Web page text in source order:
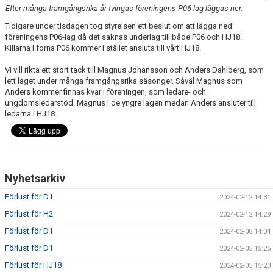
Efter många framgångsrika år tvingas föreningens P06-lag läggas ner.
Tidigare under tisdagen tog styrelsen ett beslut om att lägga ned
föreningens P06-lag då det saknas underlag till både P06 och HJ18.
Killarna i forna P06 kommer i stället ansluta till vårt HJ18.
Vi vill rikta ett stort tack till Magnus Johansson och Anders Dahlberg, som
lett laget under många framgångsrika säsonger. Såväl Magnus som
Anders kommer finnas kvar i föreningen, som ledare- och
ungdomsledarstöd. Magnus i de yngre lagen medan Anders ansluter till
ledarna i HJ18.
Nyhetsarkiv
Förlust för D1 2024-02-12 14:31
Förlust för H2 2024-02-12 14:29
Förlust för D1 2024-02-08 14:04
Förlust för D1 2024-02-05 15:25
Förlust för HJ18 2024-02-05 15:23